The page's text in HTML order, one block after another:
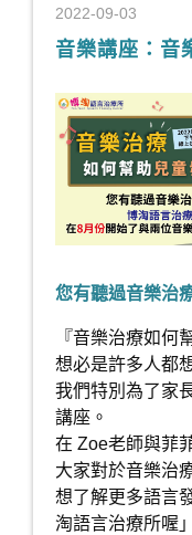
2022-09-03
音樂講座：音
您有聽過音樂治
『音樂治療如何
想必是許多人都
我們特別為了家
講座。
在 Zoe老師與菲
大家對於音樂治
想了解更多語言
淘語言治療所喔